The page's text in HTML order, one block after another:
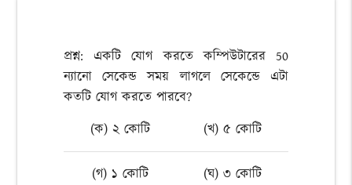
প্রশ্ন: একটি যোগ করতে কম্পিউটারের 50
ন্যানো সেকেন্ড সময় লাগলে সেকেন্ডে এটা
কতটি যোগ করতে পারবে?
(ক) ২ কোটি
(খ) ৫ কোটি
(গ) ১ কোটি (ঘ) ৩ কোটি